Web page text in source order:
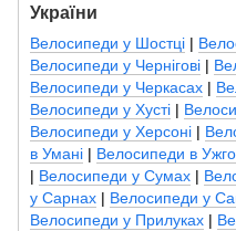
України
Велосипеди у Шостці |
Велосипеди у Чернігові |
Велосипеди у Черкасах |
Велосипеди у Хусті |
Велосипеди у Херсоні |
в Умані | Велосипеди в
| Велосипеди у Сумах |
у Сарнах | Велосипеди у
Велосипеди у Прилуках |